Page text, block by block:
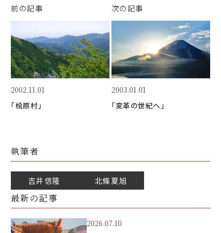
Li
n
k
o
o
k
I
n
前の記事
2002.11.01
「桧原村」
次の記事
2003.01.01
「変革の世紀へ」
執筆者
吉井信隆 北條夏旭
最新の記事
2026.07.10